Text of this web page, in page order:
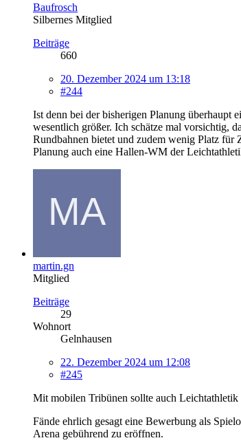
Baufrosch
Silbernes Mitglied
Beiträge
660
20. Dezember 2024 um 13:18
#244
Ist denn bei der bisherigen Planung überhaupt
wesentlich größer. Ich schätze mal vorsichtig,
Rundbahnen bietet und zudem wenig Platz für
Planung auch eine Hallen-WM der
martin.gn
Mitglied
Beiträge
29
Wohnort
Gelnhausen
22. Dezember 2024 um 12:08
#245
Mit mobilen Tribünen sollte auch
Fände ehrlich gesagt eine Bewerbung als
Arena gebührend zu eröffnen.